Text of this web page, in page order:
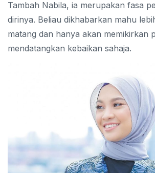
Tambah Nabila, ia merupakan fasa
dirinya. Beliau dikhabarkan mahu
matang dan hanya akan memikirkan
mendatangkan kebaikan sahaja.